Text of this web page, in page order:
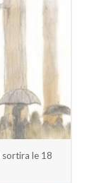
sortira le 18